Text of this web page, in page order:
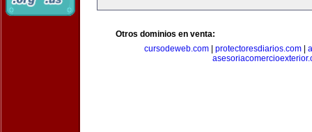
Otros dominios en venta:
cursodeweb.com
protectoresdiarios.com